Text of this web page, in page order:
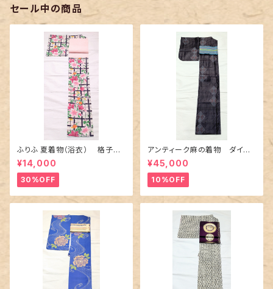
セール中の商品
ふりふ 夏着物（浴衣） 格子に
百合や秋草花
¥14,000
30%OFF
アンティーク麻の着物 ダイヤ
に市松柄の上布
¥45,000
10%OFF